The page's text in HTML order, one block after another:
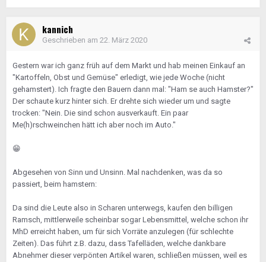
kannich
Geschrieben am 22. März 2020
Gestern war ich ganz früh auf dem Markt und hab meinen Einkauf an
"Kartoffeln, Obst und Gemüse" erledigt, wie jede Woche (nicht
gehamstert). Ich fragte den Bauern dann mal: "Ham se auch Hamster?"
Der schaute kurz hinter sich. Er drehte sich wieder um und sagte
trocken: "Nein. Die sind schon ausverkauft. Ein paar
Me(h)rschweinchen hätt ich aber noch im Auto."
😁
Abgesehen von Sinn und Unsinn. Mal nachdenken, was da so
passiert, beim hamstern:
Da sind die Leute also in Scharen unterwegs, kaufen den billigen
Ramsch, mittlerweile scheinbar sogar Lebensmittel, welche schon ihr
MhD erreicht haben, um für sich Vorräte anzulegen (für schlechte
Zeiten). Das führt z.B. dazu, dass Tafelläden, welche dankbare
Abnehmer dieser verpönten Artikel waren, schließen müssen, weil es